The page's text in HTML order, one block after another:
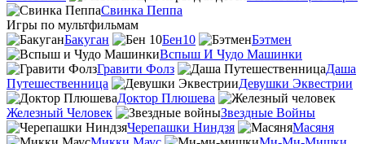
Свинка Пеппа
Игры по мультфильмам
Бакуган
Бен10
Бэтмен
Вспыш И Чудо Машинки
Гравити Фолз
Даша
Путешественница
Девушки Эквестрии
Доктор Плюшева
Железный Человек
Звездные Войны
Черепашки Ниндзя
Масяня